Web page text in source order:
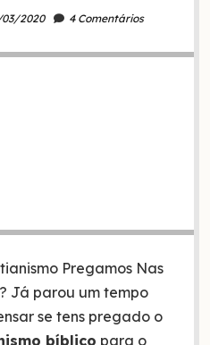
2020 4 Comentários
Pregamos Nas
Já parou um tempo
se tens pregado o
bíblico para o